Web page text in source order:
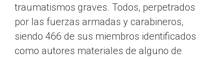
traumatismos graves. Todos, perpetrados
por las fuerzas armadas y carabineros,
siendo 466 de sus miembros identificados
como autores materiales de alguno de